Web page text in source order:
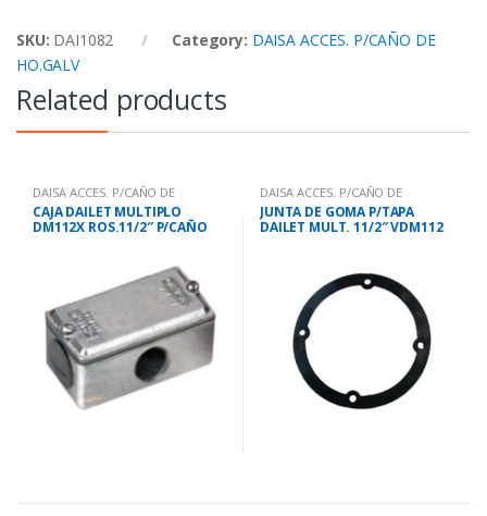
SKU: DAI1082 Category: DAISA ACCES. P/CAÑO DE
HO.GALV
Related products
DAISA ACCES. P/CAÑO DE
HO.GALV
CAJA DAILET MULTIPLO
DM112X ROS.11/2″ P/CAÑO
DAISA ACCES. P/CAÑO DE
HO.GALV
JUNTA DE GOMA P/TAPA
DAILET MULT. 11/2″ VDM112